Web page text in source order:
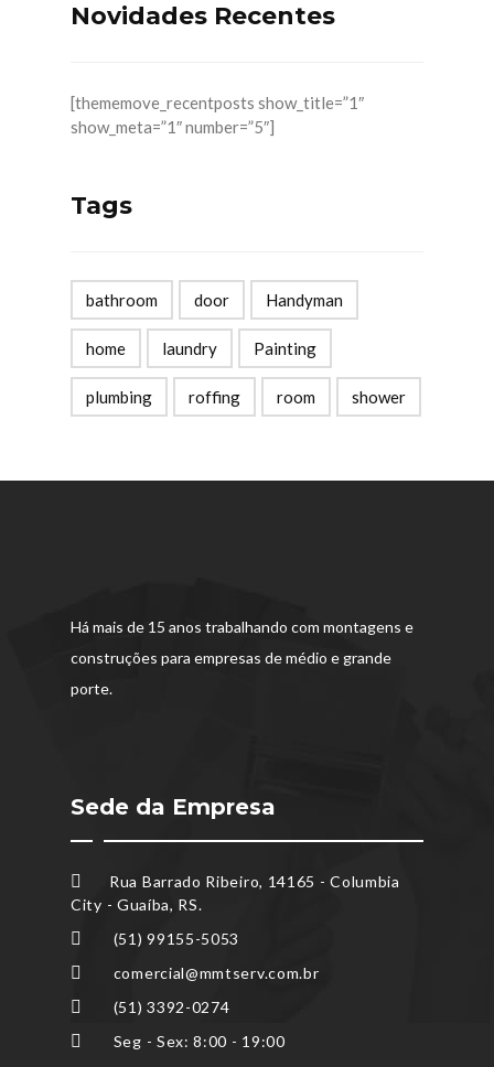
Novidades Recentes
[thememove_recentposts show_title=”1″
show_meta=”1″ number=”5″]
Tags
bathroom door Handyman
home laundry Painting
plumbing roffing room shower
Há mais de 15 anos trabalhando com montagens e
construções para empresas de médio e grande
porte.
Sede da Empresa
Rua Barrado Ribeiro, 14165 - Columbia
City - Guaíba, RS.
(51) 99155-5053
comercial@mmtserv.com.br
(51) 3392-0274
Seg - Sex: 8:00 - 19:00